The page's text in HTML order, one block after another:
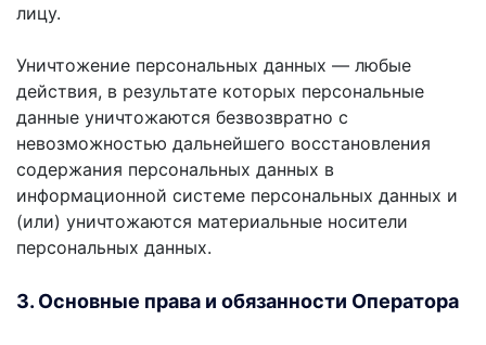
лицу.
Уничтожение персональных данных — любые
действия, в результате которых персональные
данные уничтожаются безвозвратно с
невозможностью дальнейшего восстановления
содержания персональных данных в
информационной системе персональных данных и
(или) уничтожаются материальные носители
персональных данных.
3. Основные права и обязанности Оператора